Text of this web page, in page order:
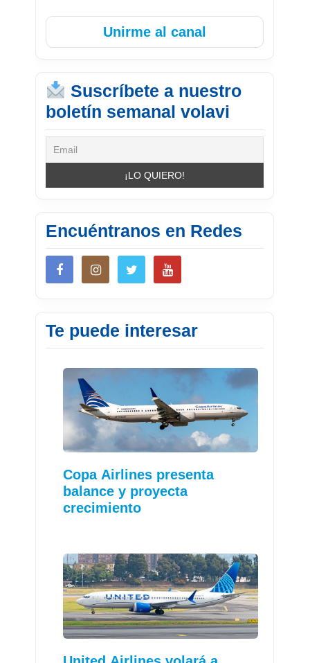
Unirme al canal
Suscríbete a nuestro
boletín semanal volavi
Encuéntranos en Redes
Te puede interesar
Copa Airlines presenta
balance y proyecta
crecimiento